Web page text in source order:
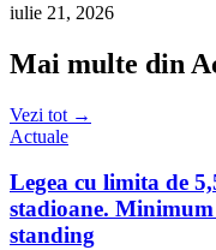
iulie 21, 2026
Mai multe din
Vezi tot →
Actuale
Legea cu limita de
stadioane.
standing